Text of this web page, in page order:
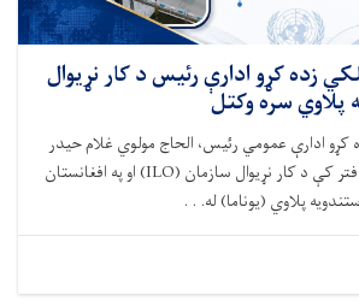
زده کړو ادارې رئیس د کار نړیوال
پلاوي سره وکتل
ادارې عمومي رئیس، الحاج مولوي غلام حیدر
شهامت، په خپل کاري دفتر کې د کار نړیوال سازمان (ILO) او په افغانستان
پلاوي (یوناما) له. . .